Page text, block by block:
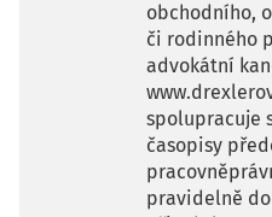
obchodního,
či rodinného
advokátní
spolupracuje
časopisy
pravidelně